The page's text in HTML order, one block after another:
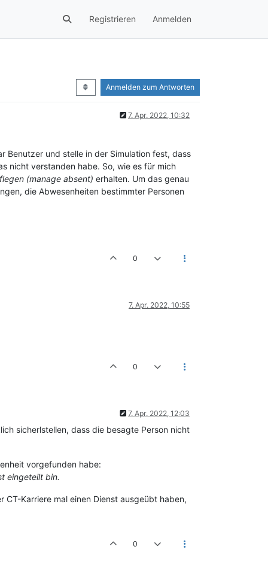
Registrieren Anmelden
Anmelden zum Antworten
7. Apr. 2022, 10:32
Benutzer und stelle in der Simulation fest, dass
nicht verstanden habe. So, wie es für mich
(manage absent) erhalten. Um das genau
die Abwesenheiten bestimmter Personen
0
7. Apr. 2022, 10:55
0
7. Apr. 2022, 12:03
sicherlstellen, dass die besagte Person nicht
vorgefunden habe:
eingeteilt bin.
Karriere mal einen Dienst ausgeübt haben,
0